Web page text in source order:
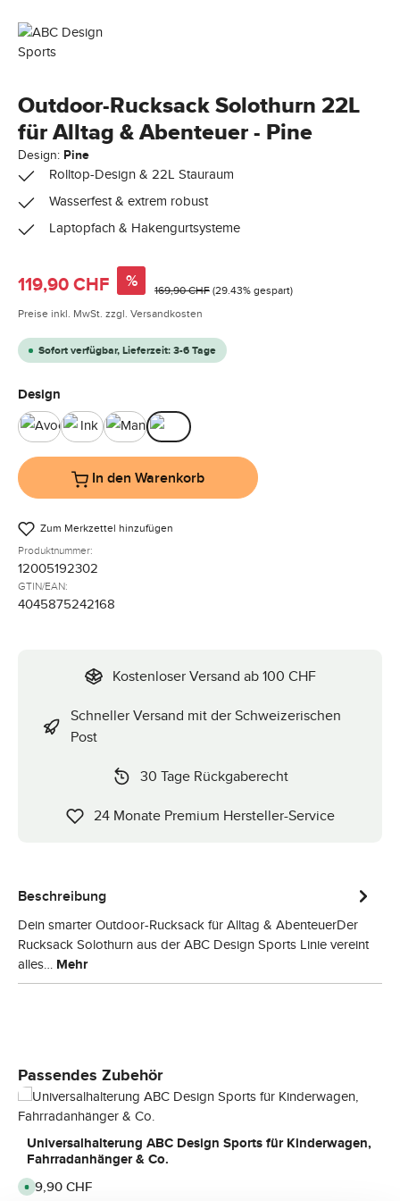
Outdoor-Rucksack Solothurn 22L
für Alltag & Abenteuer - Pine
Design: Pine
Rolltop-Design & 22L Stauraum
Wasserfest & extrem robust
Laptopfach & Hakengurtsysteme
Verkaufspreis:
119,90 CHF % Regulärer Preis:
169,90 CHF(29.43% gespart)
Preise inkl. MwSt. zzgl. Versandkosten
Sofort verfügbar, Lieferzeit: 3-6 Tage
Design
Avocado Ink MangoPine
In den Warenkorb
Zum Merkzettel hinzufügen
Produktnummer:
12005192302
GTIN/EAN:
4045875242168
Kostenloser Versand ab 100 CHF
Schneller Versand mit der Schweizerischen
Post
30 Tage Rückgaberecht
24 Monate Premium Hersteller-Service
Beschreibung
Dein smarter Outdoor-Rucksack für Alltag & AbenteuerDer
Rucksack Solothurn aus der ABC Design Sports Linie vereint
alles… Mehr
Produktgalerie überspringen
Passendes Zubehör
Universalhalterung ABC Design Sports für Kinderwagen,
Fahrradanhänger & Co.
Regulärer Preis:
S
o
29,90 CHF